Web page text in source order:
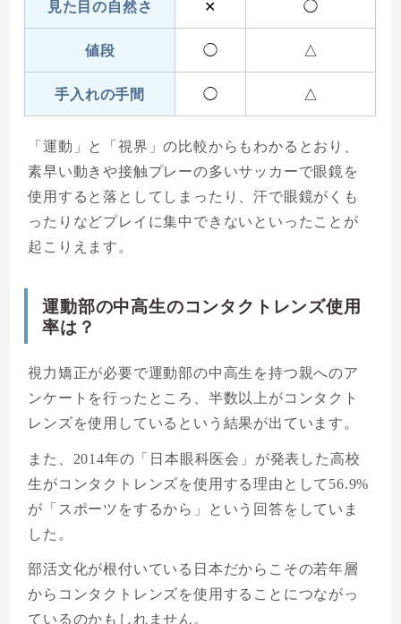
見た目の自然さ ✕ ◯
値段 ◯ △
手入れの手間 ◯ △
「運動」と「視界」の比較からもわかるとおり、
素早い動きや接触プレーの多いサッカーで眼鏡を
使用すると落としてしまったり、汗で眼鏡がくも
ったりなどプレイに集中できないといったことが
起こりえます。
運動部の中高生のコンタクトレンズ使用
率は？
視力矯正が必要で運動部の中高生を持つ親へのア
ンケートを行ったところ、半数以上がコンタクト
レンズを使用しているという結果が出ています。
また、2014年の「日本眼科医会」が発表した高校
生がコンタクトレンズを使用する理由として56.9%
が「スポーツをするから」という回答をしていま
した。
部活文化が根付いている日本だからこその若年層
からコンタクトレンズを使用することにつながっ
ているのかもしれません。